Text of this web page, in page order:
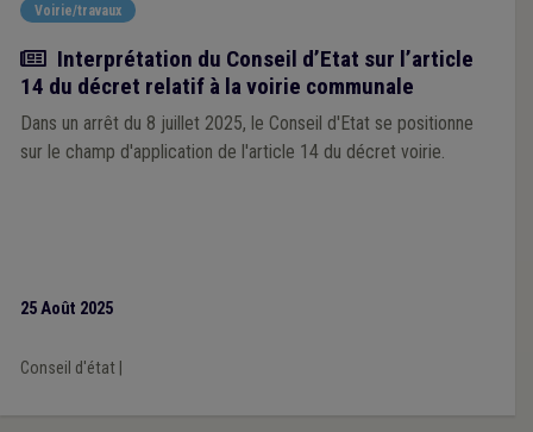
Voirie/travaux
Actualité
Interprétation du Conseil d’Etat sur l’article
14 du décret relatif à la voirie communale
Dans un arrêt du 8 juillet 2025, le Conseil d'Etat se positionne
sur le champ d'application de l'article 14 du décret voirie.
25 Août 2025
Conseil d'état|